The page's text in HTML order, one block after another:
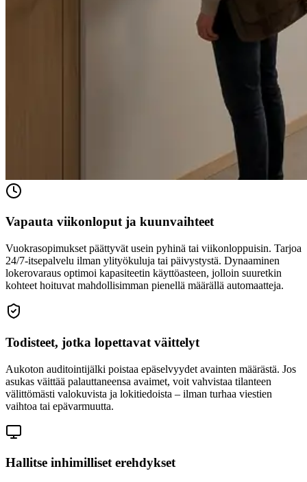
Vapauta viikonloput ja kuunvaihteet
Vuokrasopimukset päättyvät usein pyhinä tai viikonloppuisin. Tarjoa
24/7-itsepalvelu ilman ylityökuluja tai päivystystä. Dynaaminen
lokerovaraus optimoi kapasiteetin käyttöasteen, jolloin suuretkin
kohteet hoituvat mahdollisimman pienellä määrällä automaatteja.
Todisteet, jotka lopettavat väittelyt
Aukoton auditointijälki poistaa epäselvyydet avainten määrästä. Jos
asukas väittää palauttaneensa avaimet, voit vahvistaa tilanteen
välittömästi valokuvista ja lokitiedoista – ilman turhaa viestien
vaihtoa tai epävarmuutta.
Hallitse inhimilliset erehdykset